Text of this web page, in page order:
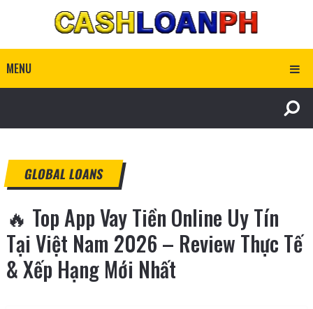
MENU
GLOBAL LOANS
🔥 Top App Vay Tiền Online Uy Tín
Tại Việt Nam 2026 – Review Thực Tế
& Xếp Hạng Mới Nhất